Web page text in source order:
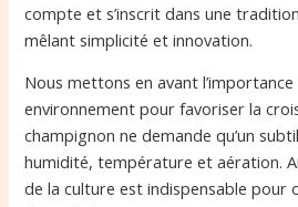
compte et s’inscrit dans une
mêlant simplicité et innovation.
Nous mettons en avant l’importance
environnement pour favoriser la
champignon ne demande qu’un
humidité, température et aération.
de la culture est indispensable pour